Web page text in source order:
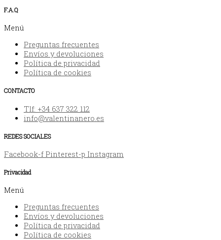
F.A.Q
Menú
Preguntas frecuentes
Envíos y devoluciones
Política de privacidad
Política de cookies
CONTACTO
Tlf: +34 637 322 112
info@valentinanero.es
REDES SOCIALES
Facebook-f Pinterest-p Instagram
Privacidad
Menú
Preguntas frecuentes
Envíos y devoluciones
Política de privacidad
Política de cookies